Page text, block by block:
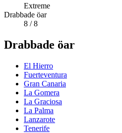
Extreme
Drabbade öar
8 / 8
Drabbade öar
El Hierro
Fuerteventura
Gran Canaria
La Gomera
La Graciosa
La Palma
Lanzarote
Tenerife